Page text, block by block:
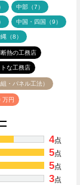
中部（7）
中国・四国（9）
（8）
熱の工務店
な工務店
・パネル工法）
万円
4点
5点
5点
3点